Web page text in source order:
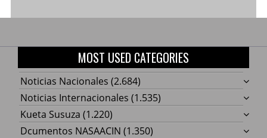
MOST USED CATEGORIES
Noticias Nacionales (2.684)
Noticias Internacionales (1.535)
Kueta Susuza (1.220)
Dcumentos NASAACIN (1.350)